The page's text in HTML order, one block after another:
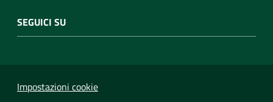
SEGUICI SU
Impostazioni cookie